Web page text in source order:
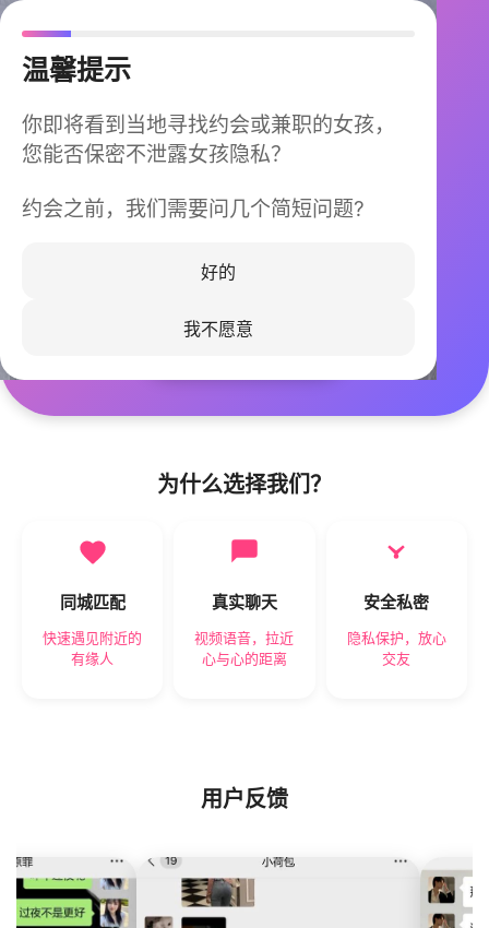
温馨提示
你即将看到当地寻找约会或兼职的女孩，
您能否保密不泄露女孩隐私？
约会之前，我们需要问几个简短问题?
好的
我不愿意
今晚不再孤单
同城快速匹配，马上认识身边的TA
立即下载
为什么选择我们？
同城匹配
快速遇见附近的
有缘人
真实聊天
视频语音，拉近
心与心的距离
安全私密
隐私保护，放心
交友
用户反馈